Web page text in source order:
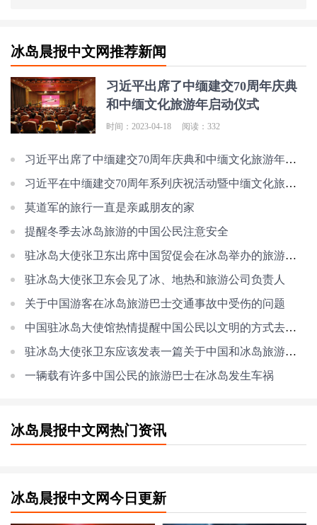
冰岛晨报中文网推荐新闻
习近平出席了中缅建交70周年庆典
和中缅文化旅游年启动仪式
时间：2023-04-18 阅读：332
习近平出席了中缅建交70周年庆典和中缅文化旅游年启动仪式
习近平在中缅建交70周年系列庆祝活动暨中缅文化旅游年启动仪式上的讲话(全文
莫道军的旅行一直是亲戚朋友的家
提醒冬季去冰岛旅游的中国公民注意安全
驻冰岛大使张卫东出席中国贸促会在冰岛举办的旅游研讨会
驻冰岛大使张卫东会见了冰、地热和旅游公司负责人
关于中国游客在冰岛旅游巴士交通事故中受伤的问题
中国驻冰岛大使馆热情提醒中国公民以文明的方式去冰岛旅游
驻冰岛大使张卫东应该发表一篇关于中国和冰岛旅游合作的署名文章
一辆载有许多中国公民的旅游巴士在冰岛发生车祸
冰岛晨报中文网热门资讯
冰岛晨报中文网今日更新